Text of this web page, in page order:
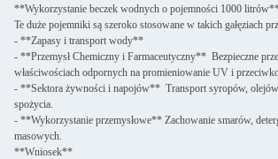
**Wykorzystanie beczek wodnych o pojemności 1000
Te duże pojemniki są szeroko stosowane w takich gałęziach
- **Zapasy i transport wody**
- **Przemysł Chemiczny i Farmaceutyczny** ️ Bezpieczne
właściwościach odpornych na promieniowanie UV i
- **Sektora żywności i napojów** ️ Transport syropów,
spożycia.
- **Wykorzystanie przemysłowe** ️Zachowanie smarów,
masowych.
**Wniosek**